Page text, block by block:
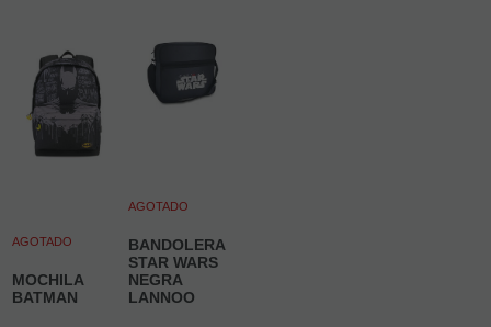
AGOTADO
MOCHILA
BATMAN
AGOTADO
BANDOLERA
STAR WARS
NEGRA
LANNOO